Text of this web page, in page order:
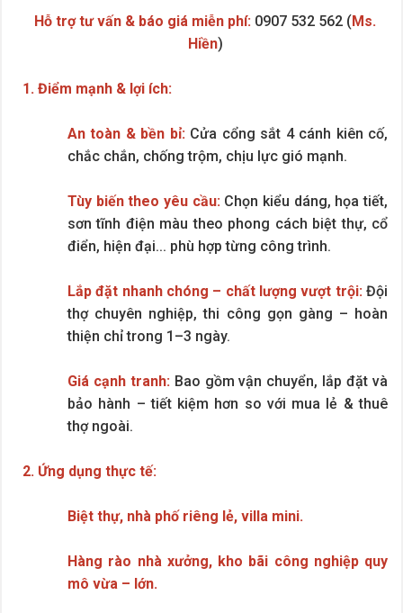
Hỗ trợ tư vấn & báo giá miễn phí: 0907 532 562 (Ms.
Hiền)
1. Điểm mạnh & lợi ích:
An toàn & bền bỉ:Cửa cổng sắt 4 cánh kiên cố,
chắc chắn, chống trộm, chịu lực gió mạnh.
Tùy biến theo yêu cầu:Chọn kiểu dáng, họa tiết,
sơn tĩnh điện màu theo phong cách biệt thự, cổ
điển, hiện đại... phù hợp từng công trình.
Lắp đặt nhanh chóng – chất lượng vượt trội:Đội
thợ chuyên nghiệp, thi công gọn gàng – hoàn
thiện chỉ trong 1–3 ngày.
Giá cạnh tranh:Bao gồm vận chuyển, lắp đặt và
bảo hành – tiết kiệm hơn so với mua lẻ & thuê
thợ ngoài.
2. Ứng dụng thực tế:
Biệt thự, nhà phố riêng lẻ, villa mini.
Hàng rào nhà xưởng, kho bãi công nghiệp quy
mô vừa – lớn.